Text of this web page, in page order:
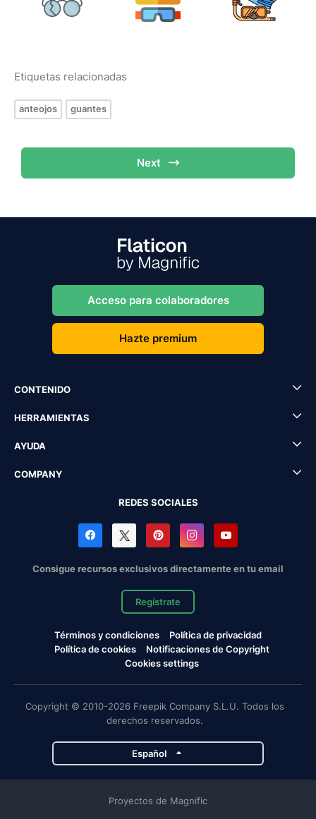
Etiquetas relacionadas
anteojos guantes
Next
Acceso para colaboradores
Hazte premium
CONTENIDO
HERRAMIENTAS
AYUDA
COMPANY
REDES SOCIALES
Consigue recursos exclusivos directamente en tu email
Regístrate
Términos y condiciones
Política de privacidad
Política de cookies
Notificaciones de Copyright
Cookies settings
Copyright © 2010-2026 Freepik Company S.L.U. Todos los
derechos reservados.
Español
Proyectos de Magnific